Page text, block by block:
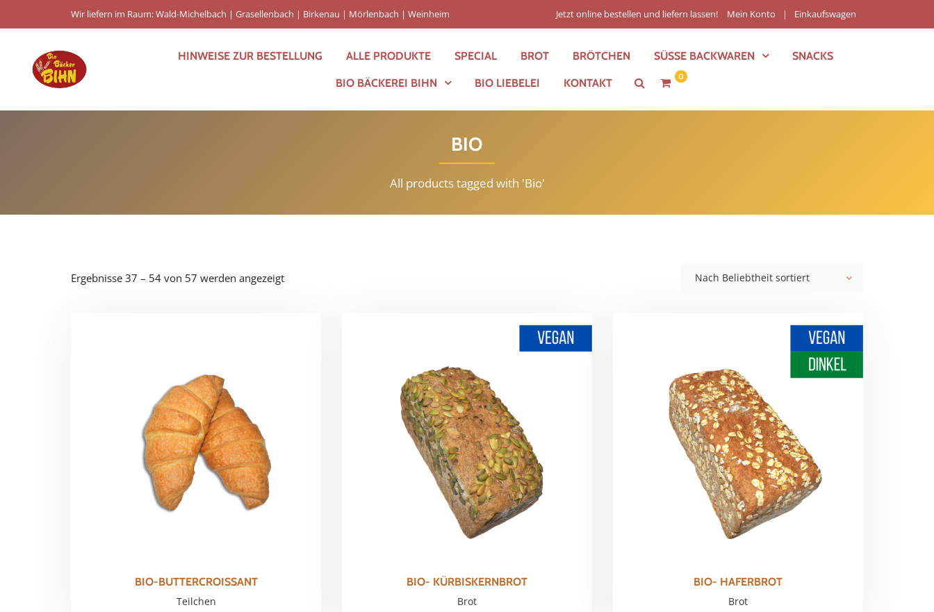
Wir liefern im Raum: Wald-Michelbach | Grasellenbach | Birkenau | Mörlenbach | Weinheim Jetzt online bestellen und liefern lassen! Mein Konto Einkaufswagen
HINWEISE ZUR BESTELLUNG ALLE PRODUKTE SPECIAL BROT BRÖTCHEN SÜSSE BACKWAREN SNACKS
BIO BÄCKEREI BIHN BIO LIEBELEI KONTAKT 0
BIO
All products tagged with 'Bio'
Ergebnisse 37 – 54 von 57 werden angezeigtNach Nach Beliebtheit sortiert
BIO-BUTTERCROISSANT
Teilchen
BIO- KÜRBISKERNBROT
Brot
BIO- HAFERBROT
Brot